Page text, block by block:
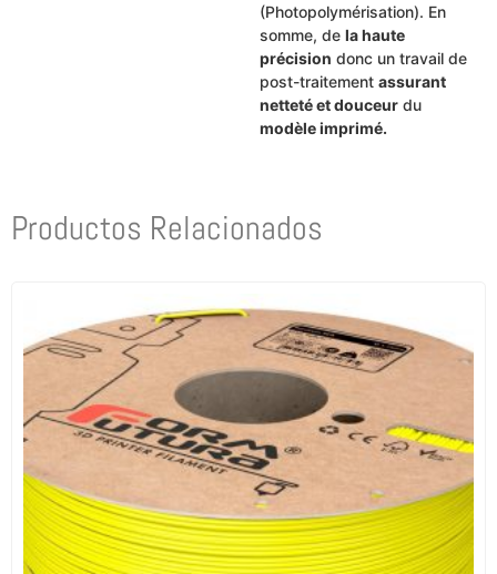
(Photopolymérisation). En
somme, de la haute
précision donc un travail de
post-traitement assurant
netteté et douceurdu
modèle imprimé.
Productos Relacionados